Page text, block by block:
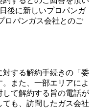
後に新しいプロパンガ
ロパンガス会社とのご
対する解約手続きの「委
また、一部エリアによ
して解約する旨の電話が
も、訪問したガス会社